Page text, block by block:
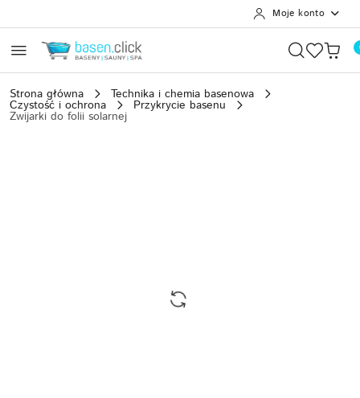
Moje konto
Strona główna Technika i chemia basenowa
Czystość i ochrona Przykrycie basenu
Zwijarki do folii solarnej